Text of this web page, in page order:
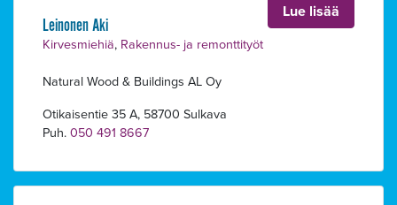
Leinonen Aki
Kirvesmiehiä, Rakennus- ja remonttityöt
Lue lisää
Natural Wood & Buildings AL Oy
Otikaisentie 35 A, 58700 Sulkava
Puh.050 491 8667
Alavalikko